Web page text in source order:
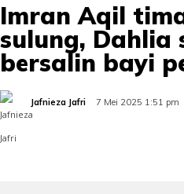
Imran Aqil
sulung, Dahlia
bersalin bayi
Jafnieza Jafri 7 Mei 2025 1:51 pm